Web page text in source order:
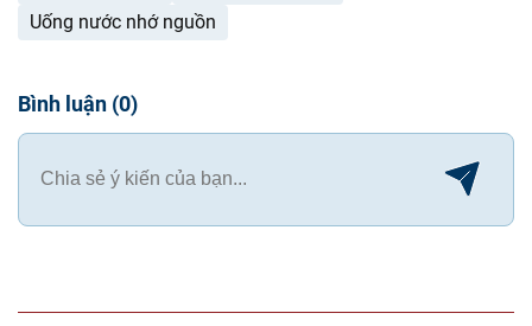
Uống nước nhớ nguồn
Bình luận (0)